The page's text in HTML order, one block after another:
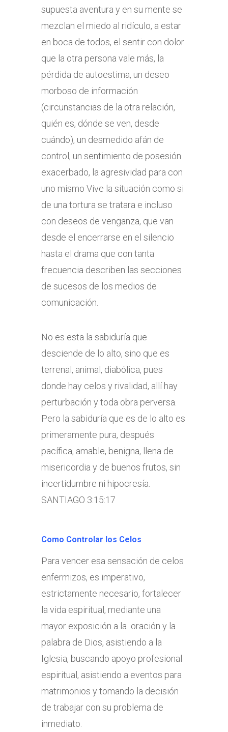
supuesta aventura y en su mente se
mezclan el miedo al ridículo, a estar
en boca de todos, el sentir con dolor
que la otra persona vale más, la
pérdida de autoestima, un deseo
morboso de información
(circunstancias de la otra relación,
quién es, dónde se ven, desde
cuándo), un desmedido afán de
control, un sentimiento de posesión
exacerbado, la agresividad para con
uno mismo Vive la situación como si
de una tortura se tratara e incluso
con deseos de venganza, que van
desde el encerrarse en el silencio
hasta el drama que con tanta
frecuencia describen las secciones
de sucesos de los medios de
comunicación.
No es esta la sabiduría que
desciende de lo alto, sino que es
terrenal, animal, diabólica, pues
donde hay celos y rivalidad, allí hay
perturbación y toda obra perversa.
Pero la sabiduría que es de lo alto es
primeramente pura, después
pacífica, amable, benigna, llena de
misericordia y de buenos frutos, sin
incertidumbre ni hipocresía.
SANTIAGO 3:15:17
Como Controlar los Celos
Para vencer esa sensación de celos
enfermizos, es imperativo,
estrictamente necesario, fortalecer
la vida espiritual, mediante una
mayor exposición a la oración y la
palabra de Dios, asistiendo a la
Iglesia, buscando apoyo profesional
espiritual, asistiendo a eventos para
matrimonios y tomando la decisión
de trabajar con su problema de
inmediato.